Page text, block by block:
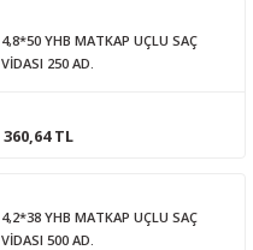
4,8*50 YHB MATKAP UÇLU SAÇ
VİDASI 250 AD.
360,64 TL
4,2*38 YHB MATKAP UÇLU SAÇ
VİDASI 500 AD.